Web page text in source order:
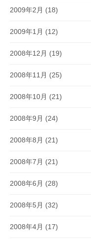
2009年2月 (18)
2009年1月 (12)
2008年12月 (19)
2008年11月 (25)
2008年10月 (21)
2008年9月 (24)
2008年8月 (21)
2008年7月 (21)
2008年6月 (28)
2008年5月 (32)
2008年4月 (17)